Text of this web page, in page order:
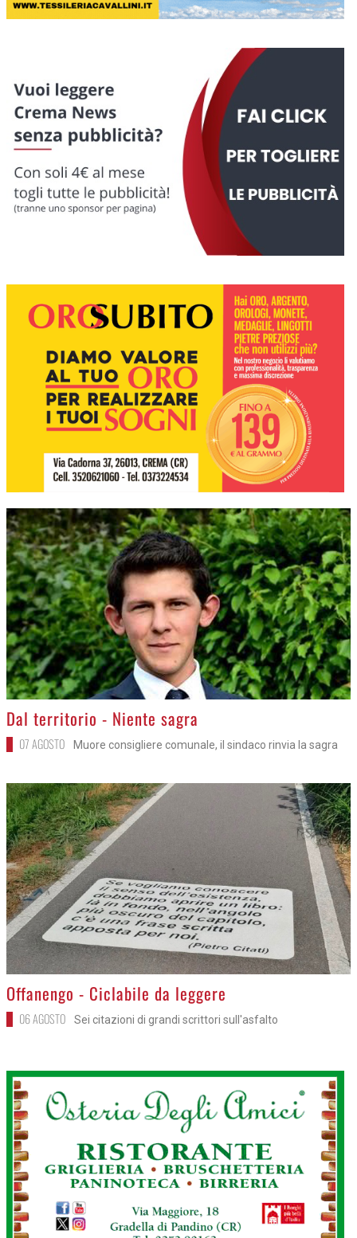
>
Dal territorio - Niente sagra
07 AGOSTO Muore consigliere comunale, il sindaco rinvia la sagra
>
Offanengo - Ciclabile da leggere
06 AGOSTO Sei citazioni di grandi scrittori sull'asfalto